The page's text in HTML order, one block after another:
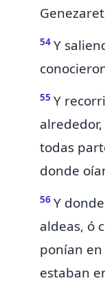
54 Y
55 Y
todas
donde
56 Y
aldeas, ó
ponían en
estaban